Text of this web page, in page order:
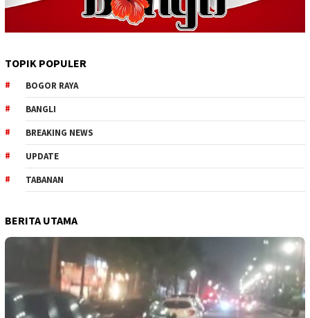
TOPIK POPULER
BOGOR RAYA
BANGLI
BREAKING NEWS
UPDATE
TABANAN
BERITA UTAMA